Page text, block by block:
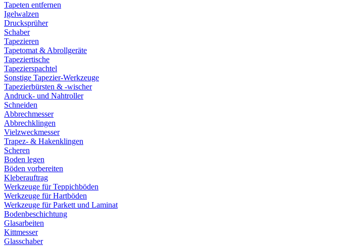
Tapeten entfernen
Igelwalzen
Drucksprüher
Schaber
Tapezieren
Tapetomat & Abrollgeräte
Tapeziertische
Tapezierspachtel
Sonstige Tapezier-Werkzeuge
Tapezierbürsten & -wischer
Andruck- und Nahtroller
Schneiden
Abbrechmesser
Abbrechklingen
Vielzweckmesser
Trapez- & Hakenklingen
Scheren
Boden legen
Böden vorbereiten
Kleberauftrag
Werkzeuge für Teppichböden
Werkzeuge für Hartböden
Werkzeuge für Parkett und Laminat
Bodenbeschichtung
Glasarbeiten
Kittmesser
Glasschaber